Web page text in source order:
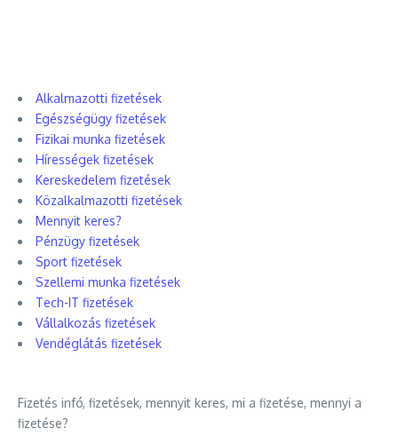
Alkalmazotti fizetések
Egészségügy fizetések
Fizikai munka fizetések
Hírességek fizetések
Kereskedelem fizetések
Közalkalmazotti fizetések
Mennyit keres?
Pénzügy fizetések
Sport fizetések
Szellemi munka fizetések
Tech-IT fizetések
Vállalkozás fizetések
Vendéglátás fizetések
Fizetés infó, fizetések, mennyit keres, mi a fizetése, mennyi a
fizetése?